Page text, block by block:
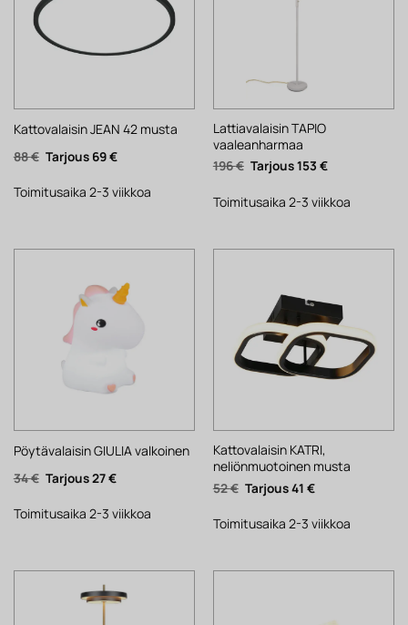
Kattovalaisin JEAN 42 musta
88€ Alkuperäinen
hinta
88 €.
69€Nykyinen
69 €.
Toimitusaika 2-3 viikkoa
Lattiavalaisin TAPIO
vaaleanharmaa
196€ Alkuperäinen
hinta
196 €.
153 €Nykyinen
153 €.
Toimitusaika 2-3 viikkoa
Pöytävalaisin GIULIA valkoinen
34€ Alkuperäinen
hinta
34 €.
27€Nykyinen
27 €.
Toimitusaika 2-3 viikkoa
Kattovalaisin KATRI,
neliönmuotoinen musta
52€ Alkuperäinen
hinta
52 €.
41 €Nykyinen
41 €.
Toimitusaika 2-3 viikkoa